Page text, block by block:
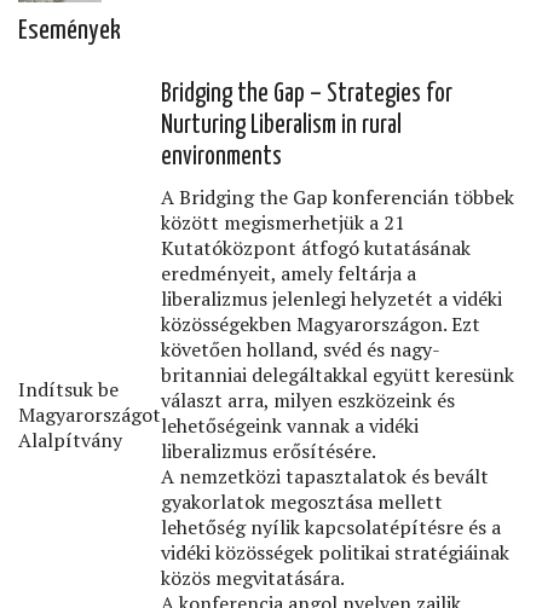
Események
Indítsuk be
Magyarországot
Alalpítvány
Bridging the Gap – Strategies for
Nurturing Liberalism in rural
environments
A Bridging the Gap konferencián többek
között megismerhetjük a 21
Kutatóközpont átfogó kutatásának
eredményeit, amely feltárja a
liberalizmus jelenlegi helyzetét a vidéki
közösségekben Magyarországon. Ezt
követően holland, svéd és nagy-
britanniai delegáltakkal együtt keresünk
választ arra, milyen eszközeink és
lehetőségeink vannak a vidéki
liberalizmus erősítésére.
A nemzetközi tapasztalatok és bevált
gyakorlatok megosztása mellett
lehetőség nyílik kapcsolatépítésre és a
vidéki közösségek politikai stratégiáinak
közös megvitatására.
A konferencia angol nyelven zajlik,